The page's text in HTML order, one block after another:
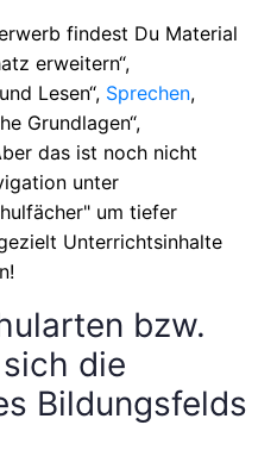
findest Du Material
erweitern“,
Lesen“, Sprechen,
Grundlagen“,
das ist noch nicht
unter
um tiefer
Unterrichtsinhalte
bzw.
die
Bildungsfelds